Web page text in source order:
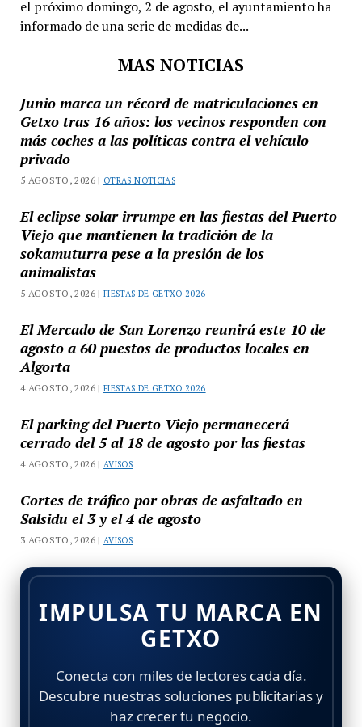
el próximo domingo, 2 de agosto, el ayuntamiento ha
informado de una serie de medidas de...
MAS NOTICIAS
Junio marca un récord de matriculaciones en
Getxo tras 16 años: los vecinos responden con
más coches a las políticas contra el vehículo
privado
5 AGOSTO, 2026 | OTRAS NOTICIAS
El eclipse solar irrumpe en las fiestas del Puerto
Viejo que mantienen la tradición de la
sokamuturra pese a la presión de los
animalistas
5 AGOSTO, 2026 |FIESTAS DE GETXO 2026
El Mercado de San Lorenzo reunirá este 10 de
agosto a 60 puestos de productos locales en
Algorta
4 AGOSTO, 2026 |FIESTAS DE GETXO 2026
El parking del Puerto Viejo permanecerá
cerrado del 5 al 18 de agosto por las fiestas
4 AGOSTO, 2026 |AVISOS
Cortes de tráfico por obras de asfaltado en
Salsidu el 3 y el 4 de agosto
3 AGOSTO, 2026 |AVISOS
IMPULSA TU MARCA EN
GETXO
Conecta con miles de lectores cada día.
Descubre nuestras soluciones publicitarias y
haz crecer tu negocio.